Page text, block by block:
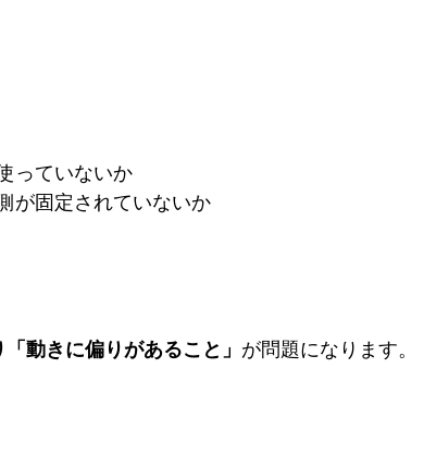
使っていないか
側が固定されていないか
動きに偏りがあること」 が問題になります。